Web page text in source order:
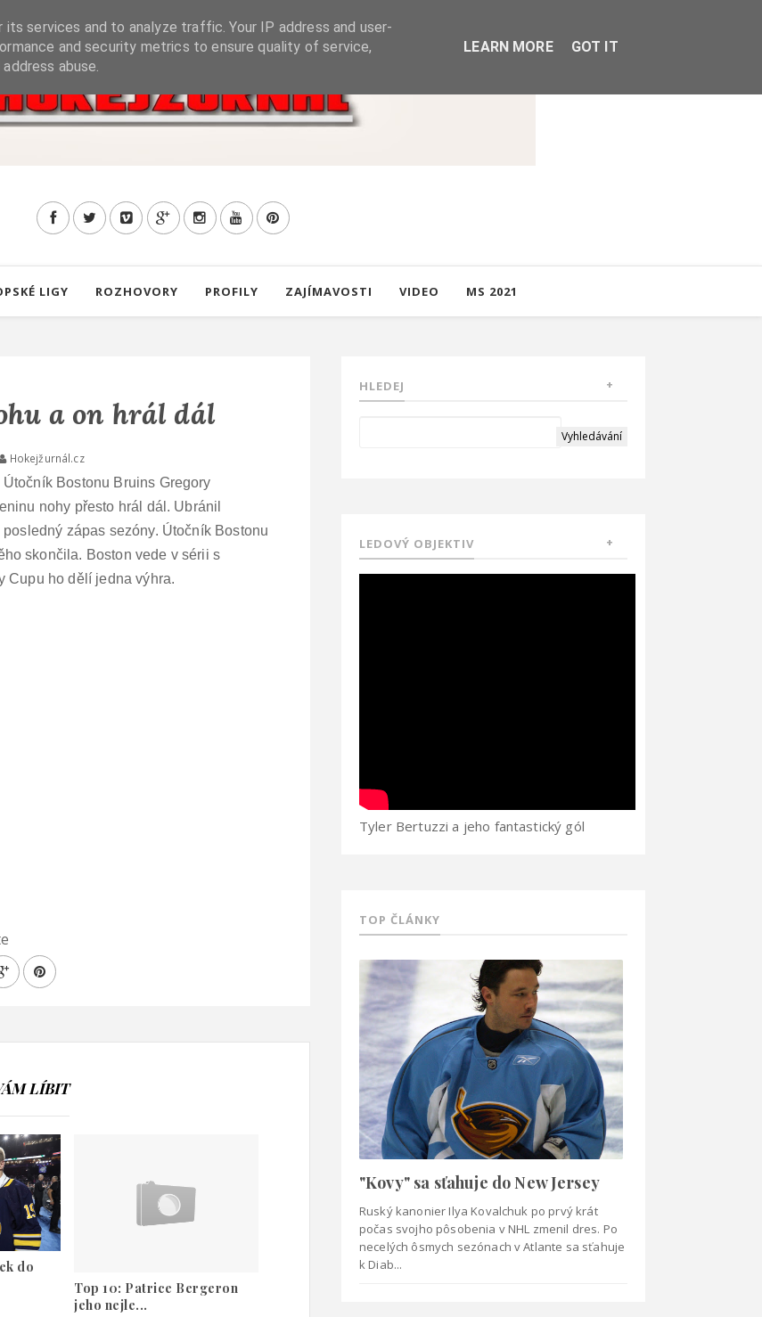
LIGY ROZHOVORY PROFILY ZAJÍMAVOSTI VIDEO MS 2021
a on hrál dál
Hokejžurnál.cz
Bostonu Bruins Gregory
nohy přesto hrál dál. Ubránil
zápas sezóny. Útočník Bostonu
skončila. Boston vede v sérii s
Cupu ho dělí jedna výhra.
LÍBIT
do
Top 10: Patrice Bergeron
jeho nejle...
HLEDEJ
LEDOVÝ OBJEKTIV
Tyler Bertuzzi a jeho fantastický gól
TOP ČLÁNKY
"Kovy" sa sťahuje do New Jersey
Ruský kanonier Ilya Kovalchuk po prvý krát
počas svojho pôsobenia v NHL zmenil dres. Po
necelých ôsmych sezónach v Atlante sa sťahuje
k Diab...
services and to analyze traffic. Your IP address and user-
and security metrics to ensure quality of service,
abuse.
LEARN MORE GOT IT